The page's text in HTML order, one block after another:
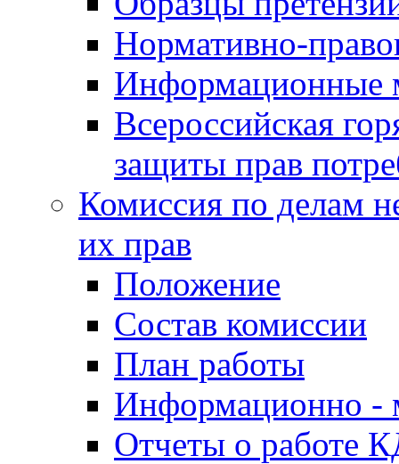
Нормативно-
Информационные
Всероссийская
защиты прав
Комиссия по делам
их прав
Положение
Состав комиссии
План работы
Информационно -
Отчеты о работе